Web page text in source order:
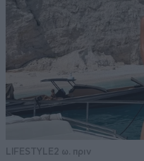
LIFESTYLE2 ω. πριν